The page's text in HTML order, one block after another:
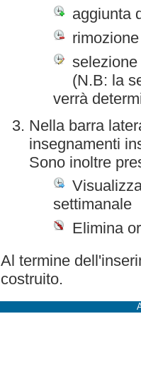
aggiunta
(N.B: la
verrà
Nella barra
insegnamenti
Sono inoltre
settimanale
Elimina
Al termine
costruito.